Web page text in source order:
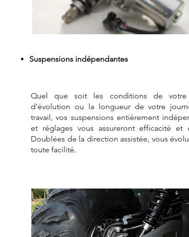
Suspensions indépendantes
Quel que soit les conditions de votre
d'évolution ou la longueur de votre
travail, vos suspensions entièrement
et réglages vous assureront efficacité et
Doublées de la direction assistée, vous
toute facilité.